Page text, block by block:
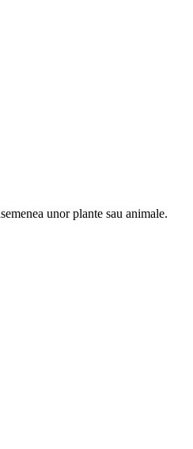
unor plante sau animale.